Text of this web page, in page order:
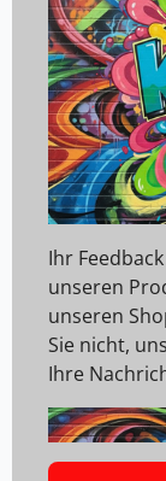
Ihr
unseren
unseren
Sie nicht,
Ihre